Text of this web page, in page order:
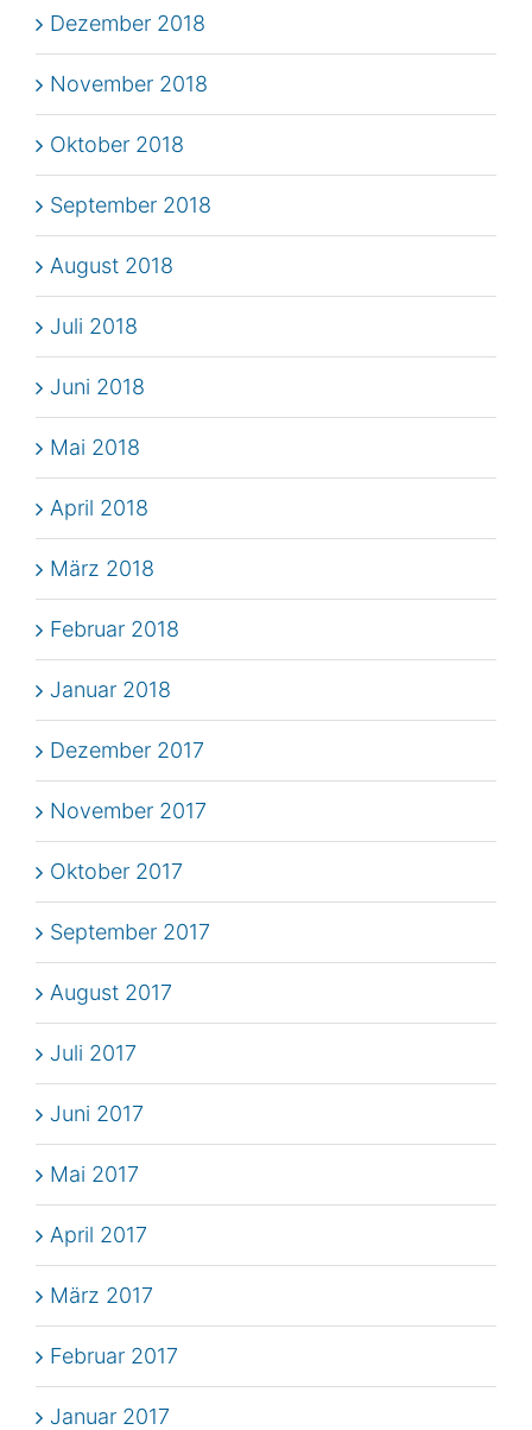
Dezember 2018
November 2018
Oktober 2018
September 2018
August 2018
Juli 2018
Juni 2018
Mai 2018
April 2018
März 2018
Februar 2018
Januar 2018
Dezember 2017
November 2017
Oktober 2017
September 2017
August 2017
Juli 2017
Juni 2017
Mai 2017
April 2017
März 2017
Februar 2017
Januar 2017